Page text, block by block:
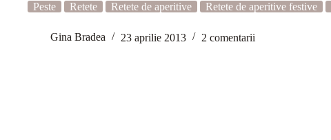
Peste Retete Retete de aperitive Retete de aperitive festive
Gina Bradea 23 aprilie 2013 2 comentarii